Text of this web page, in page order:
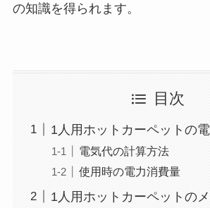
の知識を得られます。
目次
1人用ホットカーペットの
電気代の計算方法
使用時の電力消費量
1人用ホットカーペットの